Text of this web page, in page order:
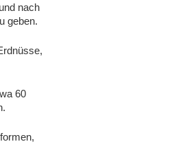
nach
geben.
60